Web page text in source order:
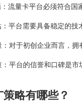
流量卡平台必须符合国
平台需要具备稳定的技
对于初创企业而言，拥
平台的信誉和口碑是市
略有哪些？